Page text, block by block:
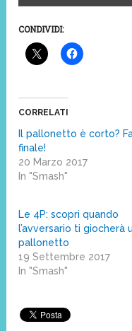
CONDIVIDI:
CORRELATI
Il pallonetto è corto?
finale!
20 Marzo 2017
In "Smash"
Le 4P: scopri quando
l’avversario ti giocherà
pallonetto
19 Settembre 2017
In "Smash"